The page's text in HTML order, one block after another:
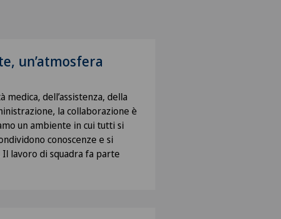
un’atmosfera
medica, dell’assistenza, della
la collaborazione è
un ambiente in cui tutti si
conoscenze e si
Il lavoro di squadra fa parte